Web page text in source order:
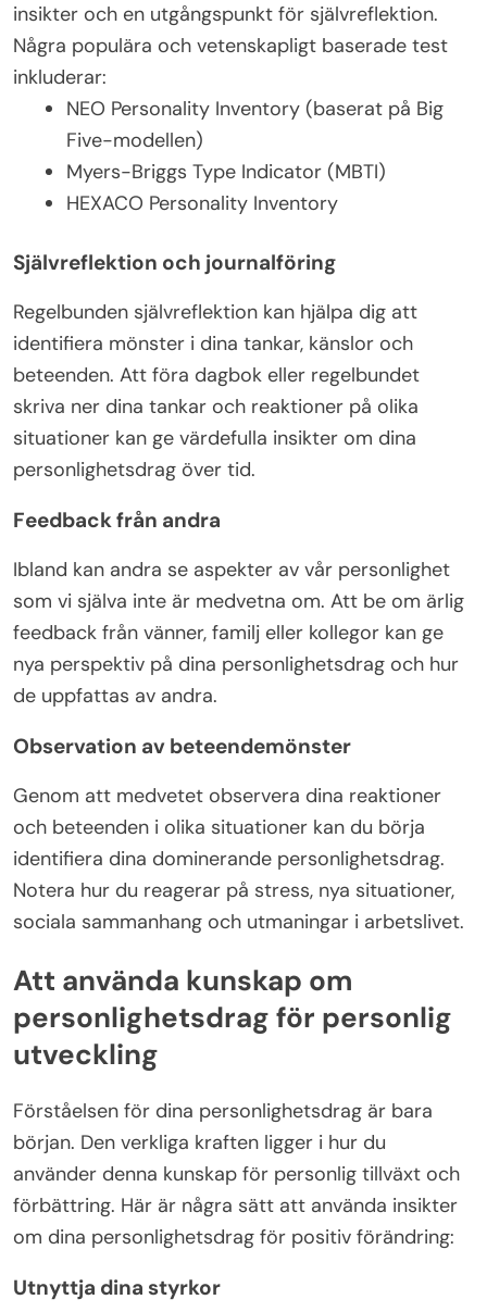
insikter och en utgångspunkt för självreflektion.
Några populära och vetenskapligt baserade test
inkluderar:
NEO Personality Inventory (baserat på Big
Five-modellen)
Myers-Briggs Type Indicator (MBTI)
HEXACO Personality Inventory
Självreflektion och journalföring
Regelbunden självreflektion kan hjälpa dig att
identifiera mönster i dina tankar, känslor och
beteenden. Att föra dagbok eller regelbundet
skriva ner dina tankar och reaktioner på olika
situationer kan ge värdefulla insikter om dina
personlighetsdrag över tid.
Feedback från andra
Ibland kan andra se aspekter av vår personlighet
som vi själva inte är medvetna om. Att be om ärlig
feedback från vänner, familj eller kollegor kan ge
nya perspektiv på dina personlighetsdrag och hur
de uppfattas av andra.
Observation av beteendemönster
Genom att medvetet observera dina reaktioner
och beteenden i olika situationer kan du börja
identifiera dina dominerande personlighetsdrag.
Notera hur du reagerar på stress, nya situationer,
sociala sammanhang och utmaningar i arbetslivet.
Att använda kunskap om
personlighetsdrag för personlig
utveckling
Förståelsen för dina personlighetsdrag är bara
början. Den verkliga kraften ligger i hur du
använder denna kunskap för personlig tillväxt och
förbättring. Här är några sätt att använda insikter
om dina personlighetsdrag för positiv förändring:
Utnyttja dina styrkor